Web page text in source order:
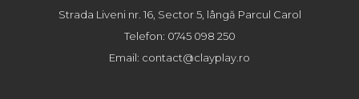
Strada Liveni nr. 16, Sector 5, lângă Parcul Carol
Telefon: 0745 098 250
Email: contact@clayplay.ro